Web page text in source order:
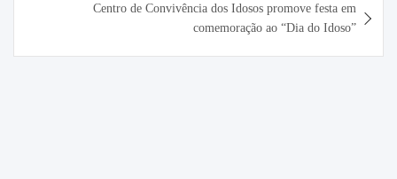
Centro de Convivência dos Idosos promove festa em
comemoração ao “Dia do Idoso”